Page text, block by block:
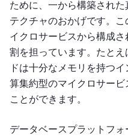
ために、一から構築され
テクチャのおかげです。
イクロサービスから構成
割を担っています。たと
ドは十分なメモリを持つ
算集約型のマイクロサー
ことができます。
データベースプラットフ